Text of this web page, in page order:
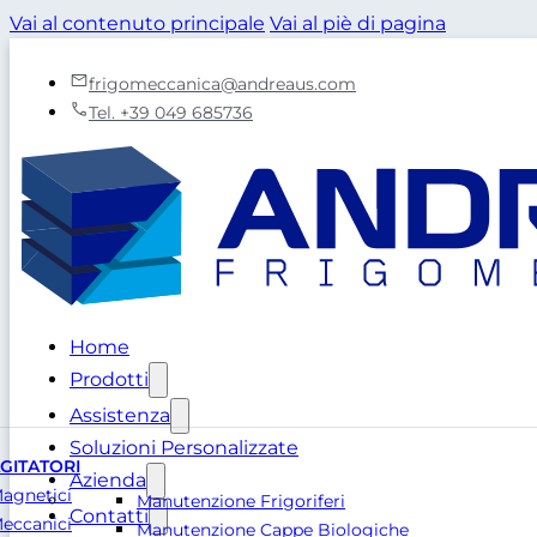
Vai al contenuto principale Vai al piè di pagina
frigomeccanica@andreaus.com
Tel. +39 049 685736
Home
Prodotti
Assistenza
Manutenzione Frigoriferi
Manutenzione Cappe Biologiche
Soluzioni Personalizzate
Azienda
Contatti